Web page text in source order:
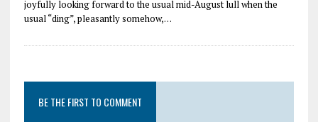
joyfully looking forward to the usual mid-August lull when the
usual “ding”, pleasantly somehow,…
BE THE FIRST TO COMMENT